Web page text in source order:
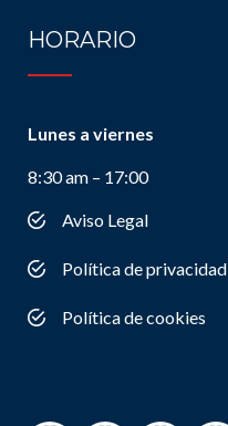
HORARIO
Lunes a viernes
8:30 am – 17:00
Aviso Legal
Política de privacidad
Política de cookies